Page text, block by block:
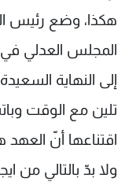
هكذا، وضع رئيس
المجلس العدلي
إلى النهاية
تلين مع الوقت
اقتناعها أنّ
ولا بدّ بالتالي من